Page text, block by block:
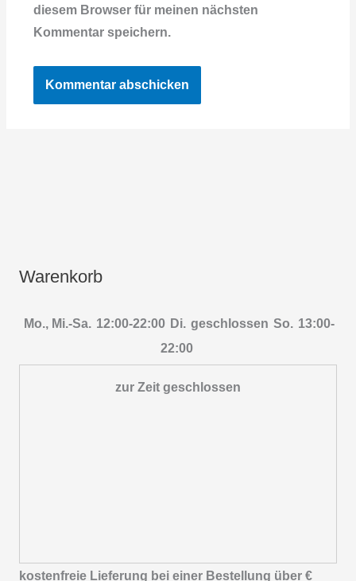
diesem Browser für meinen nächsten
Kommentar speichern.
Warenkorb
Mo., Mi.-Sa. 12:00-22:00 Di. geschlossen So. 13:00-
22:00
zur Zeit geschlossen
kostenfreie Lieferung bei einer Bestellung über €